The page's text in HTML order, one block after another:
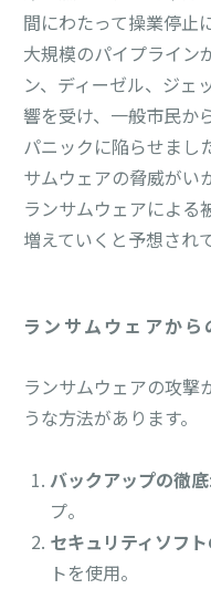
間にわたって操業停止
大規模のパイプライン
ン、ディーゼル、ジェ
響を受け、一般市民か
パニックに陥らせまし
サムウェアの脅威がい
ランサムウェアによる
増えていくと予想され
ランサムウェアから
ランサムウェアの攻撃
うな方法があります。
バックアップの徹底
プ。
セキュリティソフ
トを使用。